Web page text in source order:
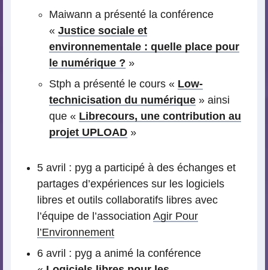
Maiwann a présenté la conférence
« Justice sociale et
environnementale : quelle place pour
le numérique ? »
Stph a présenté le cours « Low-
technicisation du numérique » ainsi
que « Librecours, une contribution au
projet UPLOAD »
5 avril : pyg a participé à des échanges et
partages d’expériences sur les logiciels
libres et outils collaboratifs libres avec
l’équipe de l’association Agir Pour
l’Environnement
6 avril : pyg a animé la conférence